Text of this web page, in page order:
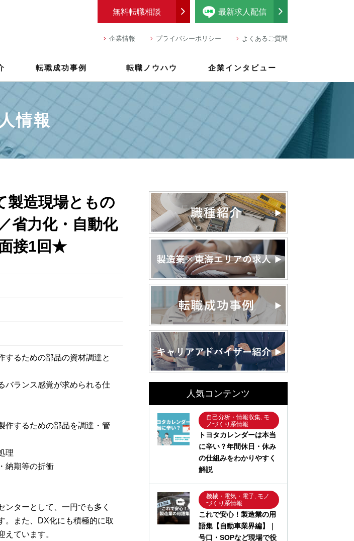
最新求人配信
無料転職相談
企業情報 プライバシーポリシー よくあるご質問
転職成功事例 転職ノウハウ 企業インタビュー
情報
製造現場ともの
省力化・自動化
接1回★
するための部品の資材調達と
バランス感覚が求められる仕
作するための部品を調達・管
理
納期等の折衝
ターとして、一円でも多く
。また、DX化にも積極的に取
えています。
人気コンテンツ
自己分析・情報収集, モ
ノづくり系情報
トヨタカレンダーは本当
に辛い？年間休日・休み
の仕組みをわかりやすく
解説
機械・電気・電子, モノ
づくり系情報
これで安心！製造業の用
語集【自動車業界編】｜
号口・SOPなど現場で役